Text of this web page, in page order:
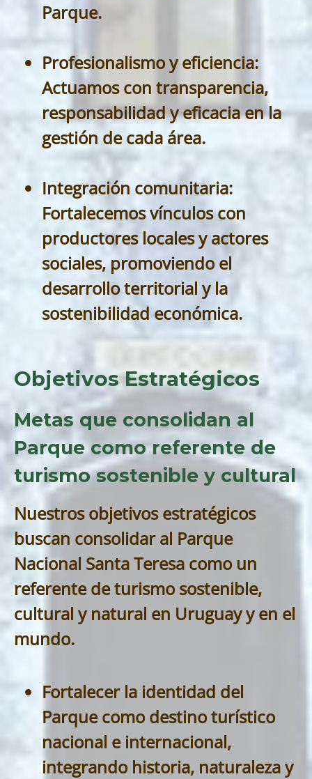
Parque.
Profesionalismo y eficiencia:
Actuamos con transparencia,
responsabilidad y eficacia en la
gestión de cada área.
Integración comunitaria:
Fortalecemos vínculos con
productores locales y actores
sociales, promoviendo el
desarrollo territorial y la
sostenibilidad económica.
Objetivos Estratégicos
Metas que consolidan al
Parque como referente de
turismo sostenible y cultural
Nuestros objetivos estratégicos
buscan consolidar al Parque
Nacional Santa Teresa como un
referente de turismo sostenible,
cultural y natural en Uruguay y en el
mundo.
Fortalecer la identidad del
Parque como destino turístico
nacional e internacional,
integrando historia, naturaleza y